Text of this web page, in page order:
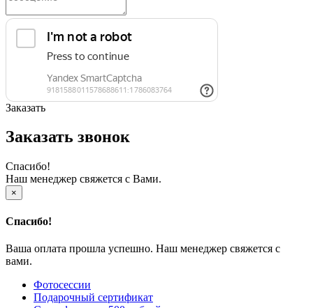
Заказать
Заказать звонок
Спасибо!
Наш менеджер свяжется с Вами.
×
Спасибо!
Ваша оплата прошла успешно. Наш менеджер свяжется с
вами.
Фотосессии
Подарочный сертификат